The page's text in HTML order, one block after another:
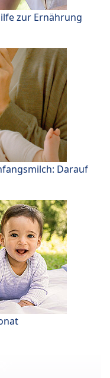
zur Ernährung
Darauf